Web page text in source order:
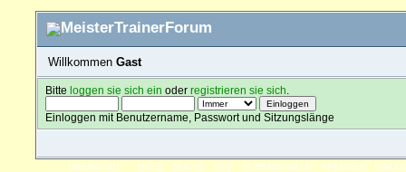
Willkommen Gast
Bitteloggen sie sich ein oderregistrieren sie sich
Einloggen mit Benutzername, Passwort und Sitzungslänge
ÜBERSICHT HILFE SUCHE FAQ FORENREGELN SPENDEN